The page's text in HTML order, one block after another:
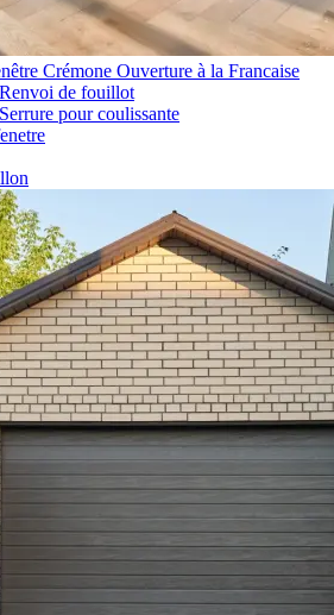
Crémone Ouverture à la Francaise
Renvoi de fouillot
Serrure pour coulissante